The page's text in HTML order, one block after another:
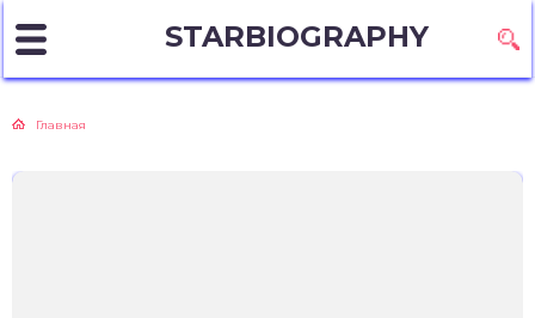
STARBIOGRAPHY
Главная